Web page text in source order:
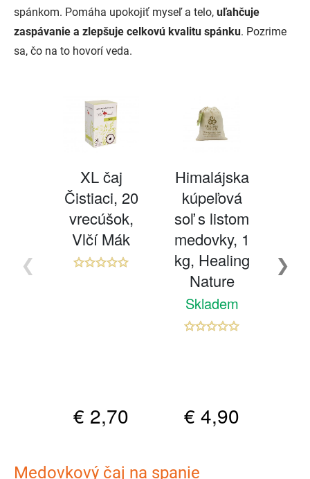
spánkom. Pomáha upokojiť myseľ a telo, uľahčuje
zaspávanie a zlepšuje celkovú kvalitu spánku. Pozrime
sa, čo na to hovorí veda.
Medovkový čaj na spanie